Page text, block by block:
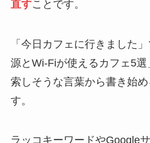
直すことです。
「今日カフェに行きました
源とWi-Fiが使えるカフェ5
索しそうな言葉から書き始
す。
ラッコキーワードやGoogle